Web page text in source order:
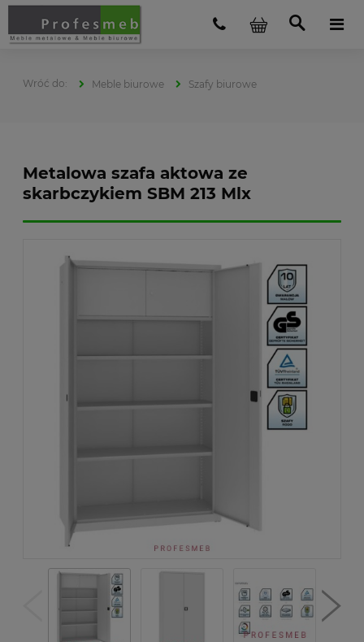
Meble biurowe Szafy biurowe
Metalowa szafa aktowa ze
skarbczykiem SBM 213 Mlx